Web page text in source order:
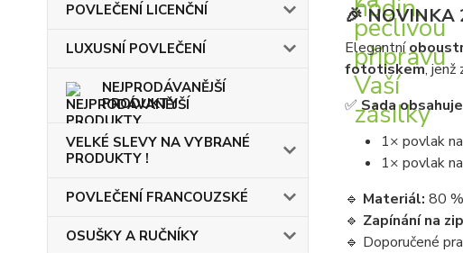
POVLEČENÍ LICENČNÍ
LUXUSNÍ POVLEČENÍ
NEJPRODÁVANĚJŠÍ
PRODUKTY
VELKÉ SLEVY NA VYBRANÉ
PRODUKTY !
POVLEČENÍ FRANCOUZSKÉ
OSUŠKY A RUČNÍKY
🎉
Elegantní
fototiskem,
✅Sada
1× povlak
1× povlak
🔹 Materiál: 80
🔹 Zapínání na zip
🔹 Doporučené